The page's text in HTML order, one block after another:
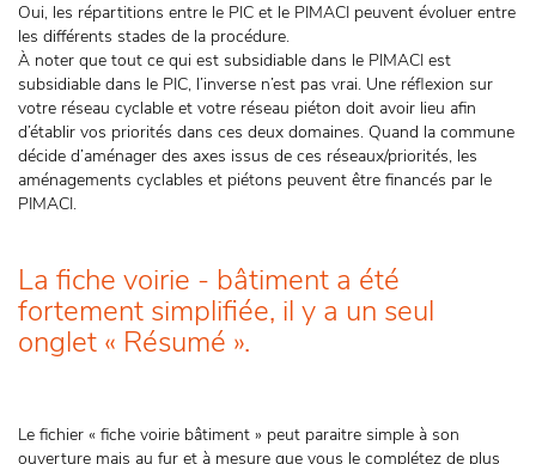
Oui, les répartitions entre le PIC et le PIMACI peuvent évoluer entre
les différents stades de la procédure.
À noter que tout ce qui est subsidiable dans le PIMACI est
subsidiable dans le PIC, l’inverse n’est pas vrai. Une réflexion sur
votre réseau cyclable et votre réseau piéton doit avoir lieu afin
d’établir vos priorités dans ces deux domaines. Quand la commune
décide d’aménager des axes issus de ces réseaux/priorités, les
aménagements cyclables et piétons peuvent être financés par le
PIMACI.
La fiche voirie - bâtiment a été
fortement simplifiée, il y a un seul
onglet « Résumé ».
Le fichier « fiche voirie bâtiment » peut paraitre simple à son
ouverture mais au fur et à mesure que vous le complétez de plus